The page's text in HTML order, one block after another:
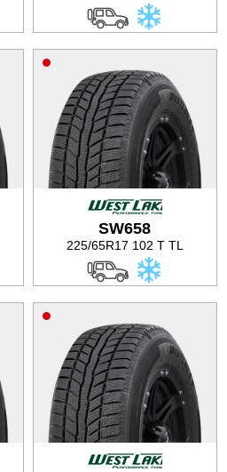
SW658
225/65R17 102 T TL